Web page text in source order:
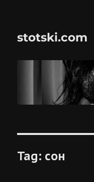
stotski.com
Tag: сон